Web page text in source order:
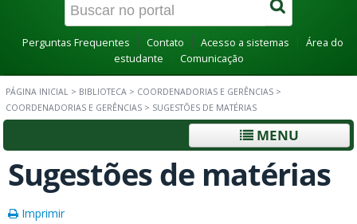
Perguntas Frequentes Contato Acesso a sistemas
Área do
estudante
Comunicação
PÁGINA INICIAL > BIBLIOTECA > COORDENADORIAS E GERÊNCIAS >
COORDENADORIAS E GERÊNCIAS > SUGESTÕES DE MATÉRIAS
MENU
Sugestões de matérias
Imprimir